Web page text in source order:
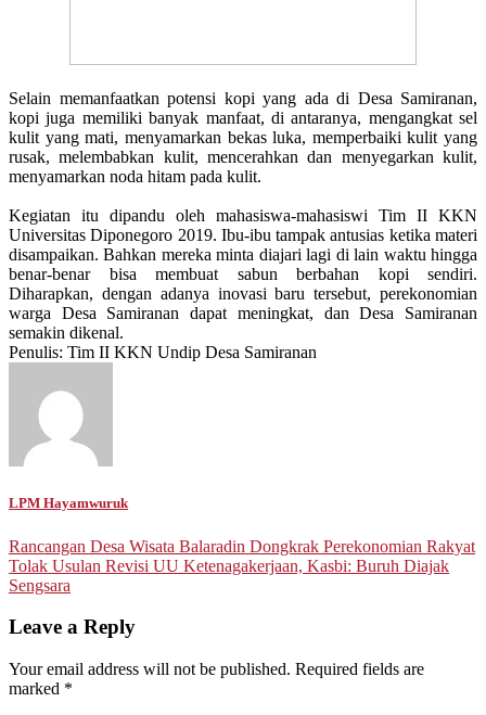
Selain memanfaatkan potensi kopi yang ada di Desa Samiranan,
kopi juga memiliki banyak manfaat, di antaranya, mengangkat sel
kulit yang mati, menyamarkan bekas luka, memperbaiki kulit yang
rusak, melembabkan kulit, mencerahkan dan menyegarkan kulit,
menyamarkan noda hitam pada kulit.
Kegiatan itu dipandu oleh mahasiswa-mahasiswi Tim II KKN
Universitas Diponegoro 2019. Ibu-ibu tampak antusias ketika materi
disampaikan.Bahkan mereka minta diajari lagi di lain waktu hingga
benar-benar bisa membuat sabun berbahan kopi sendiri.
Diharapkan, dengan adanya inovasi baru tersebut, perekonomian
warga Desa Samiranan dapat meningkat, dan Desa Samiranan
semakin dikenal.
Penulis: Tim II KKN Undip Desa Samiranan
LPM Hayamwuruk
Post
navigation
Rancangan Desa Wisata Balaradin Dongkrak Perekonomian Rakyat
Tolak Usulan Revisi UU Ketenagakerjaan, Kasbi: Buruh Diajak
Sengsara
Leave a Reply
Your email address will not be published. Required fields are
marked *